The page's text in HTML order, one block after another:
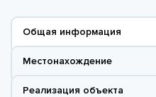
Общая информация
Местонахождение
Реализация объекта